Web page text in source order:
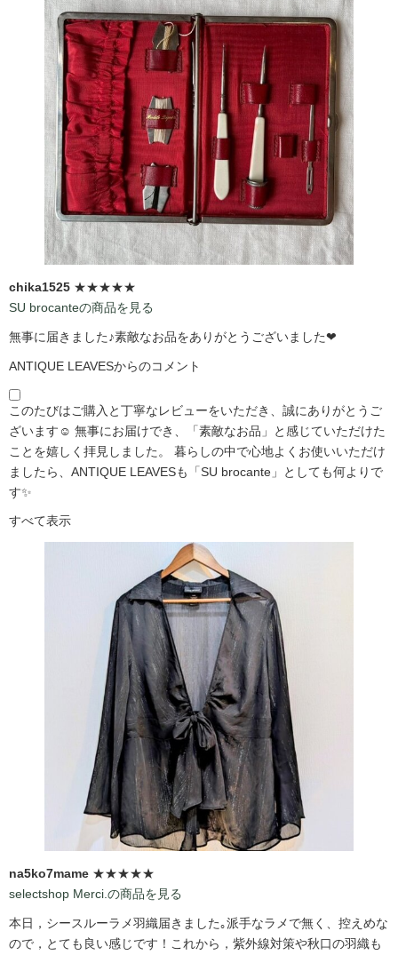
chika1525 ★★★★★
SU brocanteの商品を見る
無事に届きました♪素敵なお品をありがとうございました❤
ANTIQUE LEAVESからのコメント
このたびはご購入と丁寧なレビューをいただき、誠にありがとうご
ざいます☺️ 無事にお届けでき、「素敵なお品」と感じていただけた
ことを嬉しく拝見しました。 暮らしの中で心地よくお使いいただけ
ましたら、ANTIQUE LEAVESも「SU brocante」としても何よりで
す✨
すべて表示
na5ko7mame ★★★★★
selectshop Merci.の商品を見る
本日，シースルーラメ羽織届きました｡派手なラメで無く、控えめな
ので，とても良い感じです！これから，紫外線対策や秋口の羽織も